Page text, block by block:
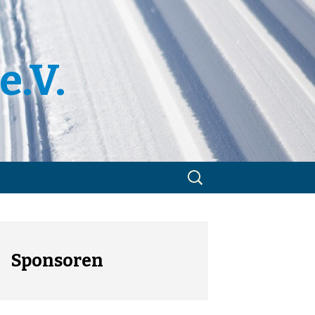
Suchen
nach:
Sponsoren